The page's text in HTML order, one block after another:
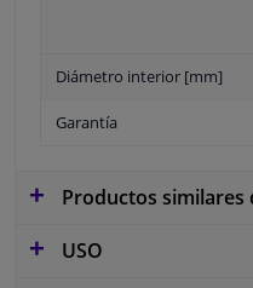
Diámetro interior [mm]
Garantía
Productos
USO